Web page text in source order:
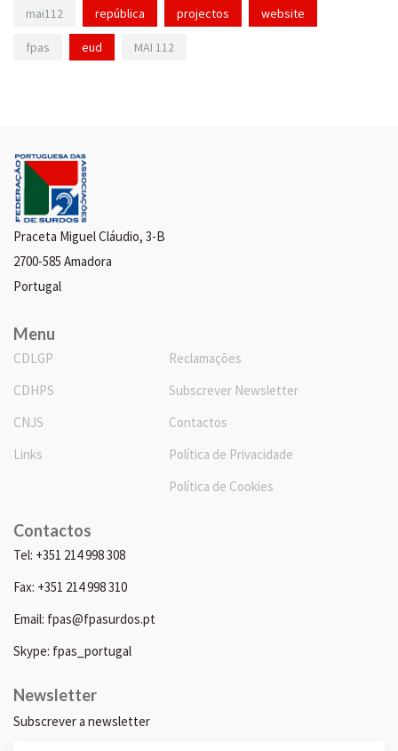
mai112 república projectos website
fpas eud MAI 112
Praceta Miguel Cláudio, 3-B
2700-585 Amadora
Portugal
Menu
CDLGP
CDHPS
CNJS
Links
Reclamações
Subscrever Newsletter
Contactos
Política de Privacidade
Política de Cookies
Contactos
Tel: +351 214 998 308
Fax: +351 214 998 310
Email: fpas@fpasurdos.pt
Skype: fpas_portugal
Newsletter
Subscrever a newsletter